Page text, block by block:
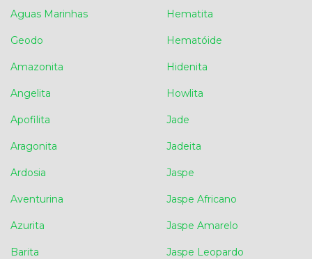
Aguas Marinhas
Geodo
Amazonita
Angelita
Apofilita
Aragonita
Ardosia
Aventurina
Azurita
Barita
Hematita
Hematóide
Hidenita
Howlita
Jade
Jadeita
Jaspe
Jaspe Africano
Jaspe Amarelo
Jaspe Leopardo